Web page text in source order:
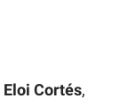
Eloi Cortés,